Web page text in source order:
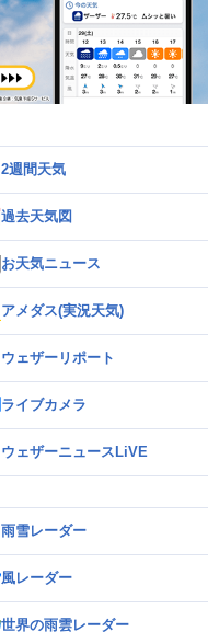
2週間天気
過去天気図
お天気ニュース
アメダス(実況天気)
ウェザーリポート
ライブカメラ
ウェザーニュースLiVE
雨雪レーダー
風レーダー
世界の雨雲レーダー